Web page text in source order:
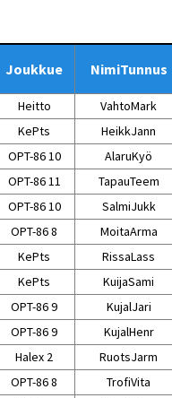
Joukkue NimiTunnus
Heitto VahtoMark
KePts HeikkJann
OPT-86 10 AlaruKyö
OPT-86 11 TapauTeem
OPT-86 10 SalmiJukk
OPT-86 8 MoitaArma
KePts RissaLass
KePts KuijaSami
OPT-86 9 KujalJari
OPT-86 9 KujalHenr
Halex 2 RuotsJarm
OPT-86 8 TrofiVita